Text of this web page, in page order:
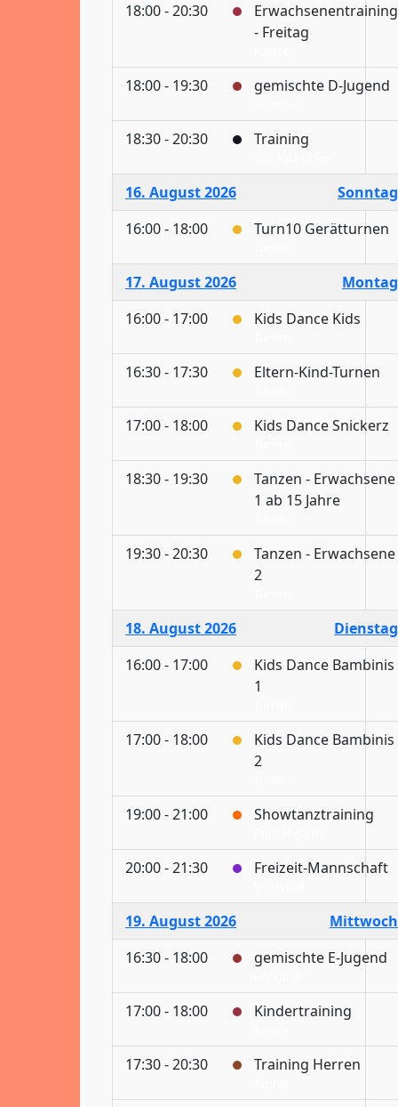
18:00 - 20:30
Erwachsenentraining
- Freitag
18:00 - 19:30 gemischte D-Jugend
18:30 - 20:30 Training
16. August 2026
Sonntag
16:00 - 18:00
Turn10 Gerätturnen
17. August 2026
Montag
16:00 - 17:00
Kids Dance Kids
16:30 - 17:30 Eltern-Kind-Turnen
17:00 - 18:00 Kids Dance Snickerz
18:30 - 19:30
Tanzen - Erwachsene
1 ab 15 Jahre
19:30 - 20:30
Tanzen - Erwachsene
2
18. August 2026
Dienstag
16:00 - 17:00
Kids Dance Bambinis
1
17:00 - 18:00
Kids Dance Bambinis
2
19:00 - 21:00 Showtanztraining
20:00 - 21:30 Freizeit-Mannschaft
19. August 2026
Mittwoch
16:30 - 18:00
gemischte E-Jugend
17:00 - 18:00 Kindertraining
17:30 - 20:30 Training Herren